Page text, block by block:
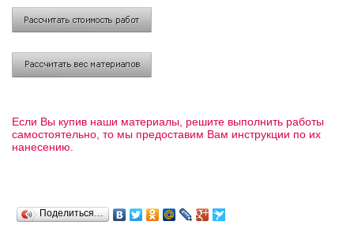
Если Вы купив наши материалы, решите выполнить работы
самостоятельно, то мы предоставим Вам инструкции по их
нанесению.
Поделиться…